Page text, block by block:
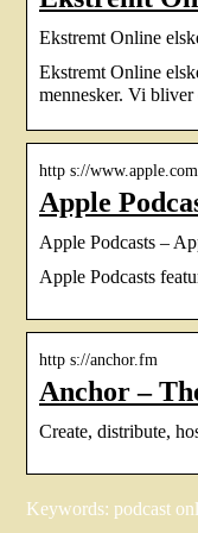
Ekstremt Online
Ekstremt Online
mennesker. Vi
http s://
Apple
Apple Podcasts –
Apple Podcasts
http s://anchor.fm
Anchor –
Create, distribute,
Keywords: podcast